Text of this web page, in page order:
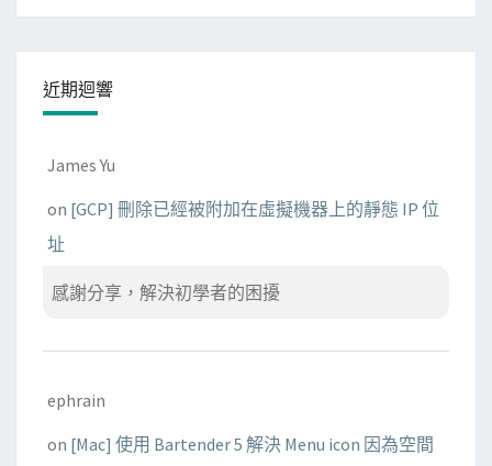
近期迴響
James Yu
on [GCP] 刪除已經被附加在虛擬機器上的靜態 IP 位
址
感謝分享，解決初學者的困擾
ephrain
on [Mac] 使用 Bartender 5 解決 Menu icon 因為空間